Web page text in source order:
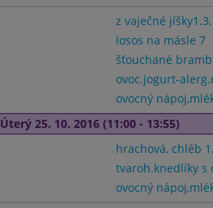
z vaječné
losos na másle 7
šťouchané
ovoc.jogurt-
ovocný
Úterý 25. 10. 2016 (11:00 - 13:55)
hrachová, chléb
tvaroh.knedlíky s
ovocný